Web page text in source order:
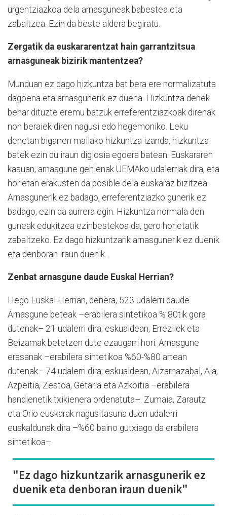
urgentziazkoa dela arnasguneak babestea eta
zabaltzea. Ezin da beste aldera begiratu.
Zergatik da euskararentzat hain garrantzitsua
arnasguneak bizirik mantentzea?
Munduan ez dago hizkuntza bat bera ere normalizatuta
dagoena eta arnasgunerik ez duena. Hizkuntza denek
behar dituzte eremu batzuk erreferentziazkoak direnak
non beraiek diren nagusi edo hegemoniko. Leku
denetan bigarren mailako hizkuntza izanda, hizkuntza
batek ezin du iraun diglosia egoera batean. Euskararen
kasuan, arnasgune gehienak UEMAko udalerriak dira, eta
horietan erakusten da posible dela euskaraz bizitzea.
Arnasgunerik ez badago, erreferentziazko gunerik ez
badago, ezin da aurrera egin. Hizkuntza normala den
guneak edukitzea ezinbestekoa da, gero horietatik
zabaltzeko. Ez dago hizkuntzarik arnasgunerik ez duenik
eta denboran iraun duenik.
Zenbat arnasgune daude Euskal Herrian?
Hego Euskal Herrian, denera, 523 udalerri daude.
Arnasgune beteak –erabilera sintetikoa % 80tik gora
dutenak– 21 udalerri dira; eskualdean, Errezilek eta
Beizamak betetzen dute ezaugarri hori. Arnasgune
erasanak –erabilera sintetikoa %60-%80 artean
dutenak– 74 udalerri dira; eskualdean, Aizarnazabal, Aia,
Azpeitia, Zestoa, Getaria eta Azkoitia –erabilera
handienetik txikienera ordenatuta–. Zumaia, Zarautz
eta Orio euskarak nagusitasuna duen udalerri
euskaldunak dira –%60 baino gutxiago da erabilera
sintetikoa–.
"Ez dago hizkuntzarik arnasgunerik ez
duenik eta denboran iraun duenik"